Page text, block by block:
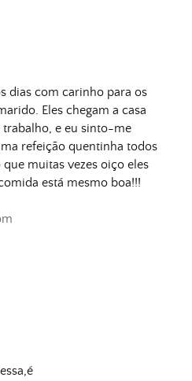
dias com carinho para os
Eles chegam a casa
trabalho, e eu sinto-me
refeição quentinha todos
muitas vezes oiço eles
está mesmo boa!!!